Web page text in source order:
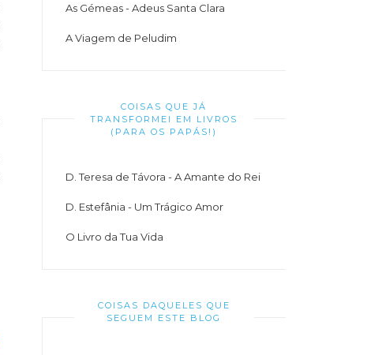
As Gémeas - Adeus Santa Clara
A Viagem de Peludim
COISAS QUE JÁ
TRANSFORMEI EM LIVROS
(PARA OS PAPÁS!)
D. Teresa de Távora - A Amante do Rei
D. Estefânia - Um Trágico Amor
O Livro da Tua Vida
COISAS DAQUELES QUE
SEGUEM ESTE BLOG